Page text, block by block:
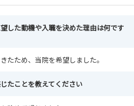
望した動機や入職を決めた理由は何です
たため、当院を希望しました。
たことを教えてください